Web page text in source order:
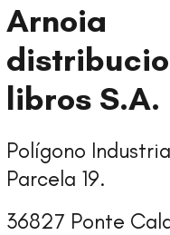
Arnoia
libros S.A.
Polígono
Parcela 19.
36827 Ponte